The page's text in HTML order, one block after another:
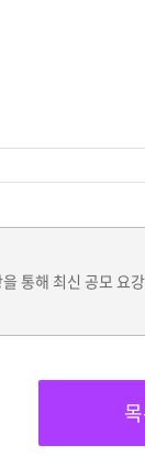
통해 최신 공모 요